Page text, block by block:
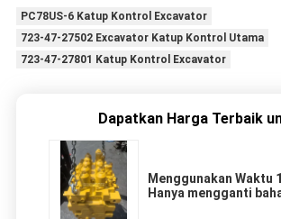
PC78US-6 Katup Kontrol Excavator
723-47-27502 Excavator Katup Kontrol Utama
723-47-27801 Katup Kontrol Excavator
Dapatkan Harga Terbaik
Menggunakan Waktu
Hanya mengganti